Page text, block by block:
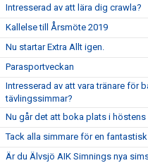
Intresserad av att lära dig crawla?
Kallelse till Årsmöte 2019
Nu startar Extra Allt igen.
Parasportveckan
Intresserad av att vara tränare för
tävlingssimmar?
Nu går det att boka plats i
Tack alla simmare för en
Är du Älvsjö AIK Simnings nya